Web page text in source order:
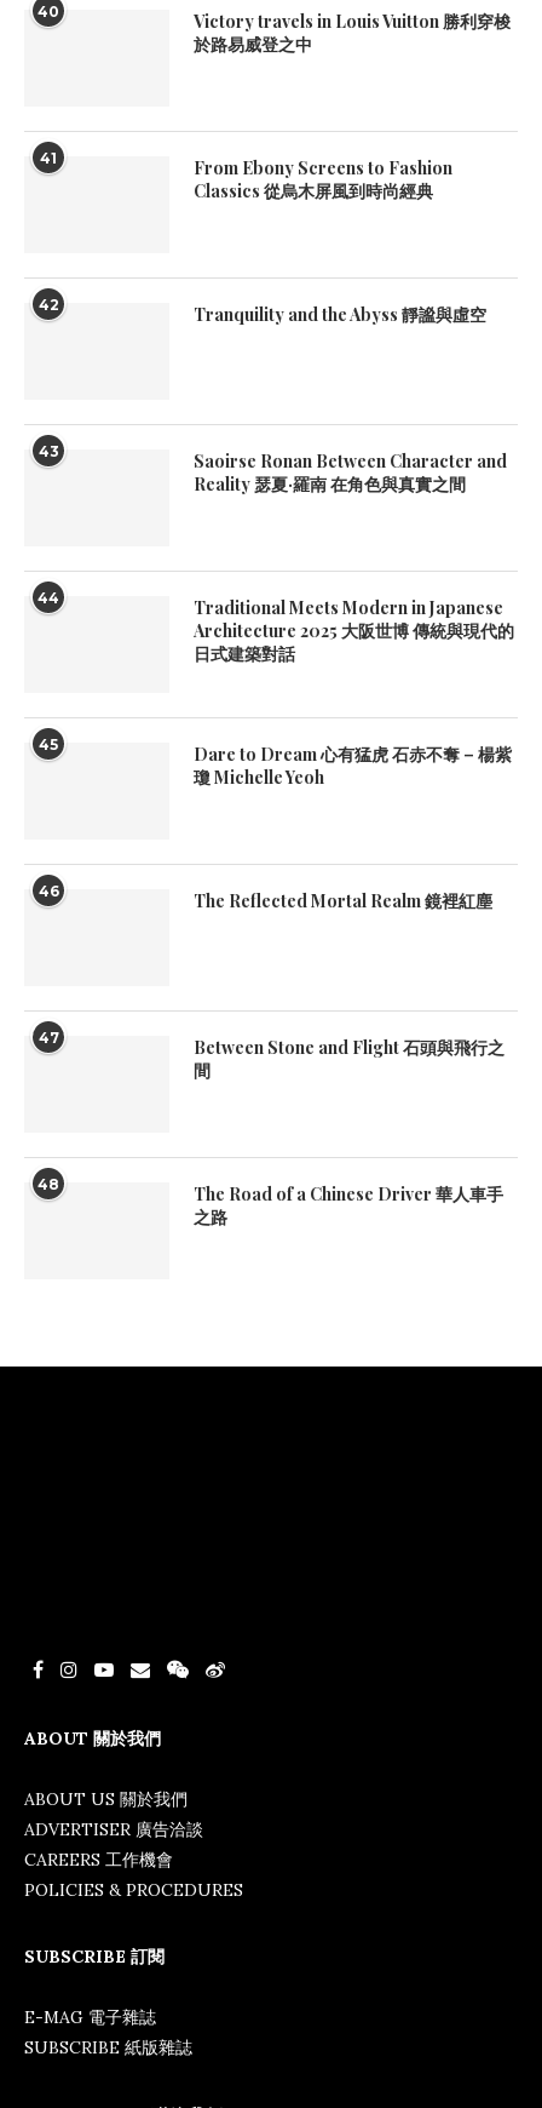
40
Victory travels in Louis Vuitton 勝利穿梭
於路易威登之中
41
From Ebony Screens to Fashion
Classics 從烏木屏風到時尚經典
42 Tranquility and the Abyss 靜謐與虛空
43
Saoirse Ronan Between Character and
Reality 瑟夏·羅南 在角色與真實之間
44
Traditional Meets Modern in Japanese
Architecture 2025 大阪世博 傳統與現代的
日式建築對話
45
Dare to Dream 心有猛虎 石赤不奪 – 楊紫
瓊 Michelle Yeoh
46 The Reflected Mortal Realm 鏡裡紅塵
47
Between Stone and Flight 石頭與飛行之
間
48
The Road of a Chinese Driver 華人車手
之路
ABOUT 關於我們
ABOUT US 關於我們
ADVERTISER 廣告洽談
CAREERS 工作機會
POLICIES & PROCEDURES
SUBSCRIBE 訂閱
E-MAG 電子雜誌
SUBSCRIBE 紙版雜誌